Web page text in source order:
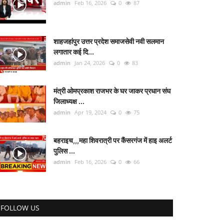
admin Feb 16, 2026 0 87
शाहजहांपुर उत्तर प्रदेश समाजसेवी नवी सलमान
लगातार कई दि...
admin Jan 24, 2026 0 83
मंत्री ओमप्रकाश राजभर के घर जाकर प्रधान संघ
जिलाध्यक्ष ...
admin Apr 19, 2024 0 75
बहराइच,,,महा शिवरात्री पर कैंसरगंज में हाइ अलर्ट
पुलिस ...
admin Feb 16, 2026 0 66
FOLLOW US